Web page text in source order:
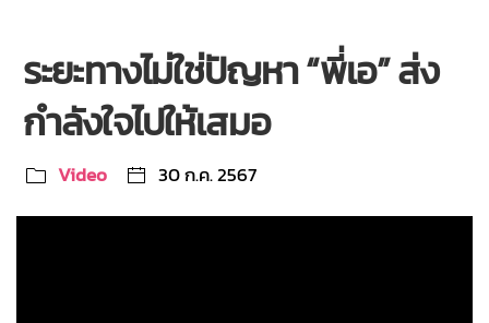
ระยะทางไม่ใช่ปัญหา “พี่เอ” ส่ง
กำลังใจไปให้เสมอ
Video 30 ก.ค. 2567